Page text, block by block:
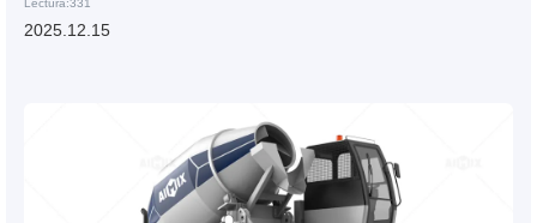
Lectura:331
2025.12.15